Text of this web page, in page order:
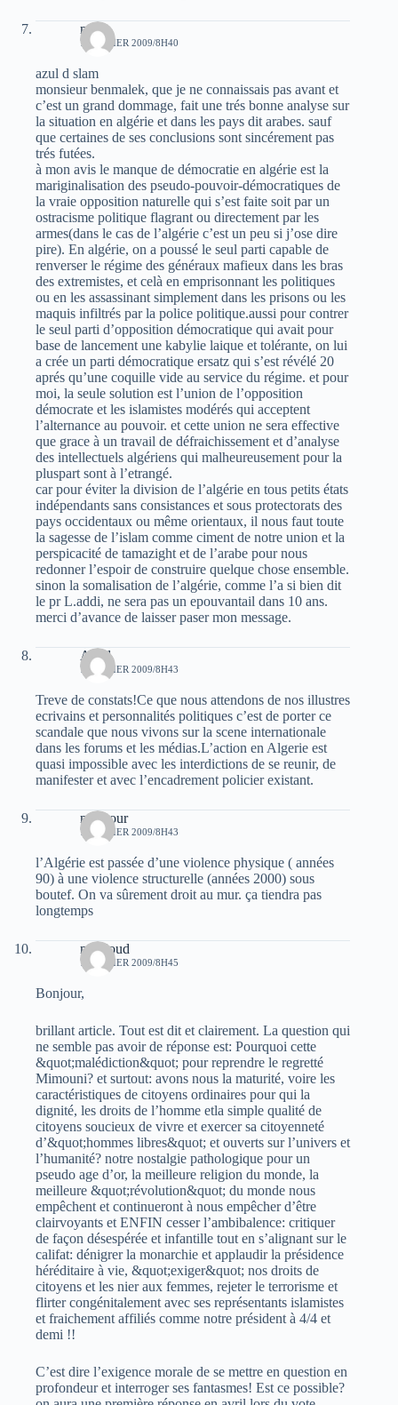
med
7 FÉVRIER 2009/8H40
azul d slam
monsieur benmalek, que je ne connaissais pas avant et
c’est un grand dommage, fait une trés bonne analyse sur
la situation en algérie et dans les pays dit arabes. sauf
que certaines de ses conclusions sont sincérement pas
trés futées.
à mon avis le manque de démocratie en algérie est la
mariginalisation des pseudo-pouvoir-démocratiques de
la vraie opposition naturelle qui s’est faite soit par un
ostracisme politique flagrant ou directement par les
armes(dans le cas de l’algérie c’est un peu si j’ose dire
pire). En algérie, on a poussé le seul parti capable de
renverser le régime des généraux mafieux dans les bras
des extremistes, et celà en emprisonnant les politiques
ou en les assassinant simplement dans les prisons ou les
maquis infiltrés par la police politique.aussi pour contrer
le seul parti d’opposition démocratique qui avait pour
base de lancement une kabylie laique et tolérante, on lui
a crée un parti démocratique ersatz qui s’est révélé 20
aprés qu’une coquille vide au service du régime. et pour
moi, la seule solution est l’union de l’opposition
démocrate et les islamistes modérés qui acceptent
l’alternance au pouvoir. et cette union ne sera effective
que grace à un travail de défraichissement et d’analyse
des intellectuels algériens qui malheureusement pour la
pluspart sont à l’etrangé.
car pour éviter la division de l’algérie en tous petits états
indépendants sans consistances et sous protectorats des
pays occidentaux ou même orientaux, il nous faut toute
la sagesse de l’islam comme ciment de notre union et la
perspicacité de tamazight et de l’arabe pour nous
redonner l’espoir de construire quelque chose ensemble.
sinon la somalisation de l’algérie, comme l’a si bien dit
le pr L.addi, ne sera pas un epouvantail dans 10 ans.
merci d’avance de laisser paser mon message.
Abed
7 FÉVRIER 2009/8H43
Treve de constats!Ce que nous attendons de nos illustres
ecrivains et personnalités politiques c’est de porter ce
scandale que nous vivons sur la scene internationale
dans les forums et les médias.L’action en Algerie est
quasi impossible avec les interdictions de se reunir, de
manifester et avec l’encadrement policier existant.
mansour
7 FÉVRIER 2009/8H43
l’Algérie est passée d’une violence physique ( années
90) à une violence structurelle (années 2000) sous
boutef. On va sûrement droit au mur. ça tiendra pas
longtemps
mouloud
7 FÉVRIER 2009/8H45
Bonjour,
brillant article. Tout est dit et clairement. La question qui
ne semble pas avoir de réponse est: Pourquoi cette
&quot;malédiction&quot; pour reprendre le regretté
Mimouni? et surtout: avons nous la maturité, voire les
caractéristiques de citoyens ordinaires pour qui la
dignité, les droits de l’homme etla simple qualité de
citoyens soucieux de vivre et exercer sa citoyenneté
d’&quot;hommes libres&quot; et ouverts sur l’univers et
l’humanité? notre nostalgie pathologique pour un
pseudo age d’or, la meilleure religion du monde, la
meilleure &quot;révolution&quot; du monde nous
empêchent et continueront à nous empêcher d’être
clairvoyants et ENFIN cesser l’ambibalence: critiquer
de façon désespérée et infantille tout en s’alignant sur le
califat: dénigrer la monarchie et applaudir la présidence
héréditaire à vie, &quot;exiger&quot; nos droits de
citoyens et les nier aux femmes, rejeter le terrorisme et
flirter congénitalement avec ses représentants islamistes
et fraichement affiliés comme notre président à 4/4 et
demi !!
C’est dire l’exigence morale de se mettre en question en
profondeur et interroger ses fantasmes! Est ce possible?